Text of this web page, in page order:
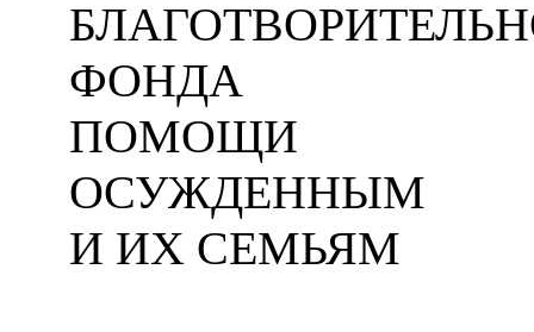
ФОНДА
ПОМОЩИ
ОСУЖДЕННЫМ
И ИХ СЕМЬЯМ